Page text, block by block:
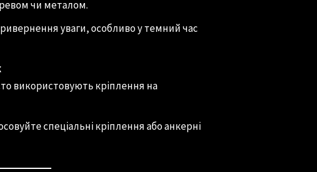
чи металом.
уваги, особливо у темний час
використовують кріплення на
спеціальні кріплення або анкерні